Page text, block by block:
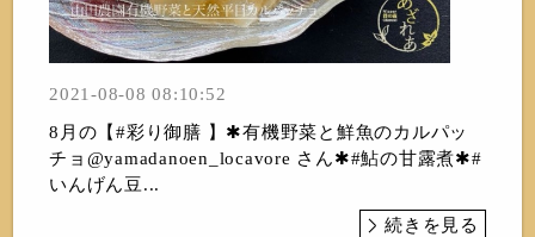
2021-08-08 08:10:52
8月の【#彩り御膳 】✱有機野菜と鮮魚のカルパッ
チョ@yamadanoen_locavore さん✱#鮎の甘露煮✱#
いんげん豆...
続きを見る